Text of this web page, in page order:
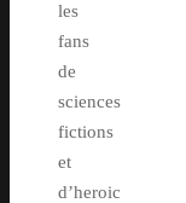
les
fans
de
sciences
fictions
et
d’heroic